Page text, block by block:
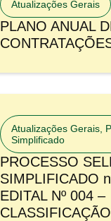
Atualizações Gerais
PLANO ANUAL
Atualizações Gerais
Simplificado
PROCESSO
SIMPLIFICADO
EDITAL Nº 004 –